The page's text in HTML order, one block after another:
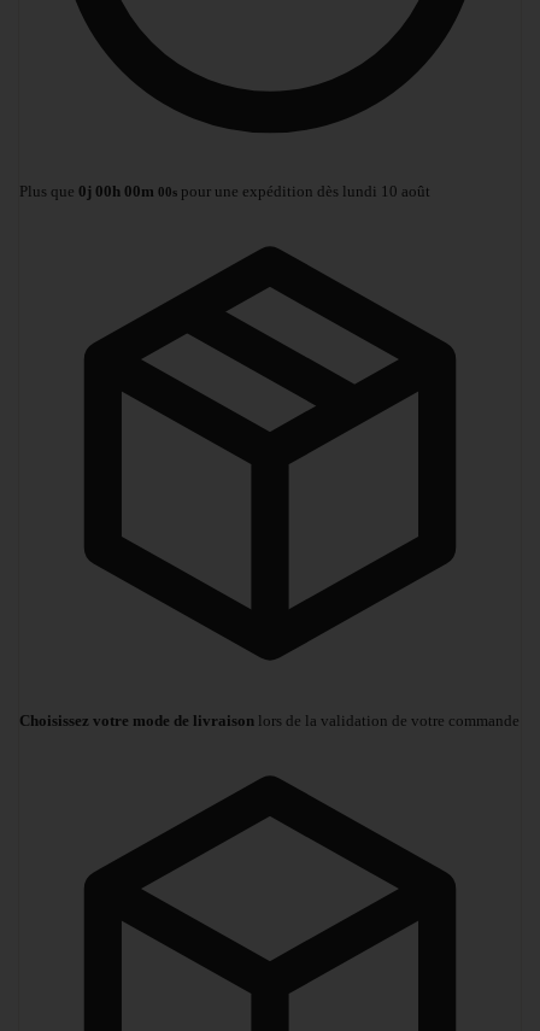
Plus que 0j 00h 00m 00s pour une expédition dès lundi 10 août
Choisissez votre mode de livraison lors de la validation de votre commande